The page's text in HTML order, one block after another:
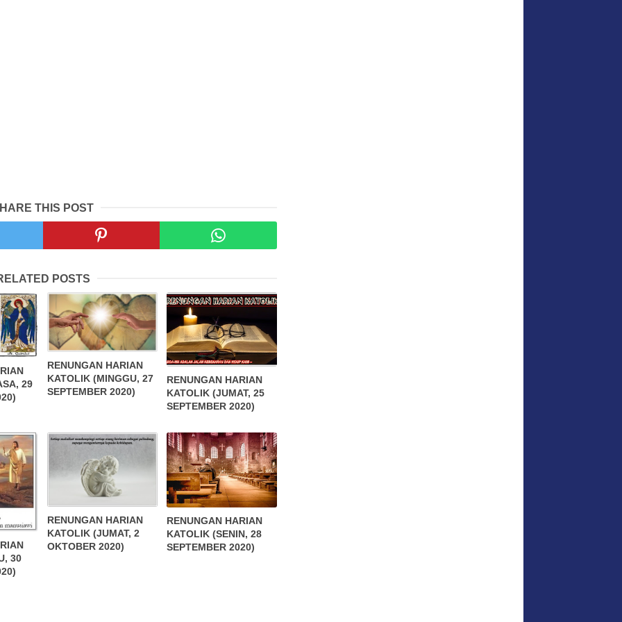
THIS POST
POSTS
29
RENUNGAN HARIAN
KATOLIK (MINGGU, 27
SEPTEMBER 2020)
RENUNGAN HARIAN
KATOLIK (JUMAT, 25
SEPTEMBER 2020)
30
RENUNGAN HARIAN
KATOLIK (JUMAT, 2
OKTOBER 2020)
RENUNGAN HARIAN
KATOLIK (SENIN, 28
SEPTEMBER 2020)